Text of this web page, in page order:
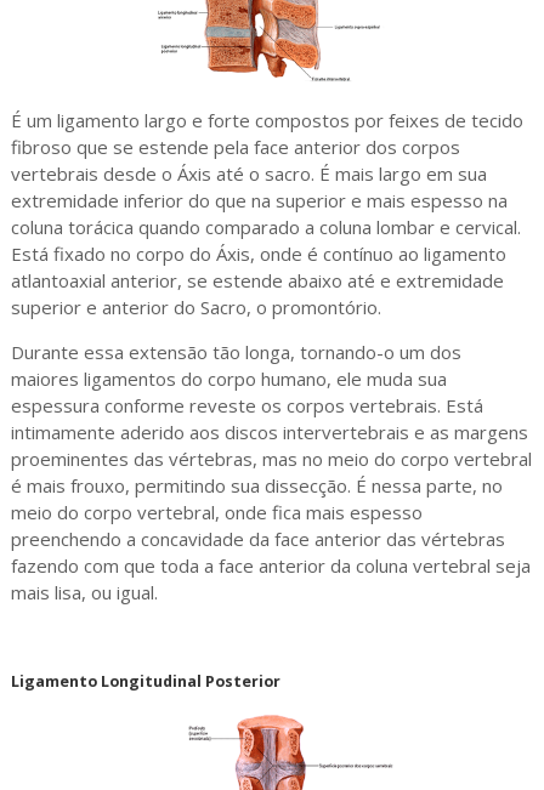
É um ligamento largo e forte compostos por feixes de tecido
fibroso que se estende pela face anterior dos corpos
vertebrais desde o Áxis até o sacro. É mais largo em sua
extremidade inferior do que na superior e mais espesso na
coluna torácica quando comparado a coluna lombar e cervical.
Está fixado no corpo do Áxis, onde é contínuo ao ligamento
atlantoaxial anterior, se estende abaixo até e extremidade
superior e anterior do Sacro, o promontório.
Durante essa extensão tão longa, tornando-o um dos
maiores ligamentos do corpo humano, ele muda sua
espessura conforme reveste os corpos vertebrais. Está
intimamente aderido aos discos intervertebrais e as margens
proeminentes das vértebras, mas no meio do corpo vertebral
é mais frouxo, permitindo sua dissecção. É nessa parte, no
meio do corpo vertebral, onde fica mais espesso
preenchendo a concavidade da face anterior das vértebras
fazendo com que toda a face anterior da coluna vertebral seja
mais lisa, ou igual.
Ligamento Longitudinal Posterior